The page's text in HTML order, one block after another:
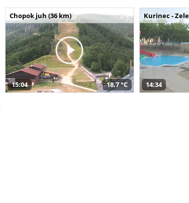
Chopok juh (36 km)
15:04 18,7 °C
Kurinec -
14:34